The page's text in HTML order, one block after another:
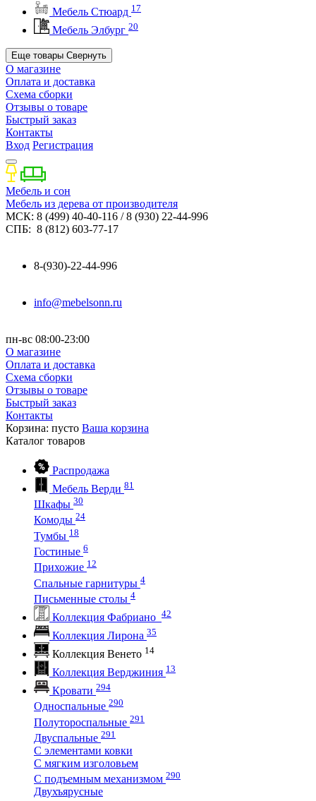
Мебель Стюард 17
Мебель Элбург 20
Еще товары Свернуть
О магазине
Оплата и доставка
Схема сборки
Отзывы о товаре
Быстрый заказ
Контакты
Вход Регистрация
Мебель и сон
Мебель из дерева от производителя
МСК: 8 (499) 40-40-116 / 8 (930) 22-44-996
СПБ: 8 (812) 603-77-17
8-(930)-22-44-996
info@mebelsonn.ru
пн-вс 08:00-23:00
О магазине
Оплата и доставка
Схема сборки
Отзывы о товаре
Быстрый заказ
Контакты
Корзина: пусто Ваша корзина
Каталог товаров
Распродажа
Мебель Верди 81
Шкафы 30
Комоды 24
Тумбы 18
Гостиные 6
Прихожие 12
Спальные гарнитуры 4
Письменные столы 4
Коллекция Фабриано 42
Коллекция Лирона 35
Коллекция Венето 14
Коллекция Верджиния 13
Кровати 294
Односпальные 290
Полутороспальные 291
Двуспальные 291
С элементами ковки
С мягким изголовьем
С подъемным механизмом 290
Двухъярусные